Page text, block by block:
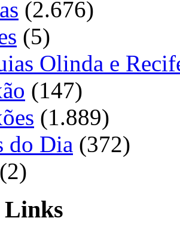
(2.676)
(5)
Olinda e
(147)
(1.889)
do Dia (372)
(2)
Links